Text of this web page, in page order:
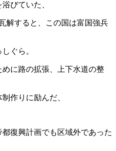
びていた、
解すると、この国は富国強兵
ぐら。
に路の拡張、上下水道の整
作りに励んだ、
復興計画でも区域外であった